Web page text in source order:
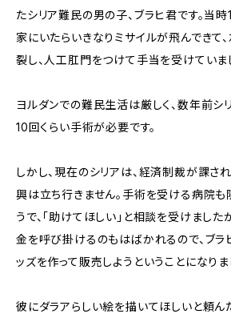
たシリア難民の男の子、ブラヒ君です。当
家にいたらいきなりミサイルが飛んできて
裂し、人工肛門をつけて手当を受けていま
ヨルダンでの難民生活は厳しく、数年前シ
10回くらい手術が必要です。
しかし、現在のシリアは、経済制裁が課さ
興は立ち行きません。手術を受ける病院
うで、「助けてほしい」と相談を受けました
金を呼び掛けるのもはばかれるので、ブラ
ッズを作って販売しようということになりま
彼にダラアらしい絵を描いてほしいと頼ん